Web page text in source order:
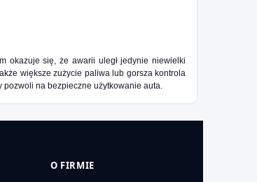
okazuje się, że awarii uległ jedynie niewielki
większe zużycie paliwa lub gorsza kontrola
pozwoli na bezpieczne użytkowanie auta.
O FIRMIE